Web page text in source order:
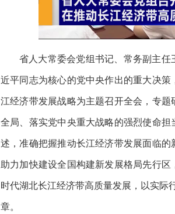
省人大常委会党组书记、常务副主
近平同志为核心的党中央作出的重大决
江经济带发展战略为主题召开全会，专
全局、落实党中央重大战略的强烈使命
述，准确把握推动长江经济带发展面临的
助力加快建设全国构建新发展格局先行
时代湖北长江经济带高质量发展，以实际
章。